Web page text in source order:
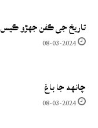
تاريخ جي ڪفن جھڙو ڪيس
08-03-2024
چانهه جا باغ
08-03-2024